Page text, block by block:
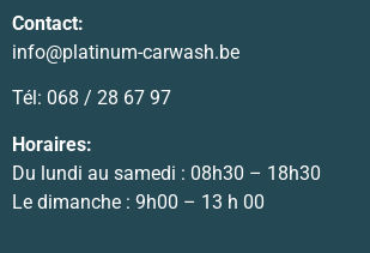
Contact:
info@platinum-carwash.be
Tél: 068 / 28 67 97
Horaires:
Du lundi au samedi : 08h30 – 18h30
Le dimanche : 9h00 – 13 h 00